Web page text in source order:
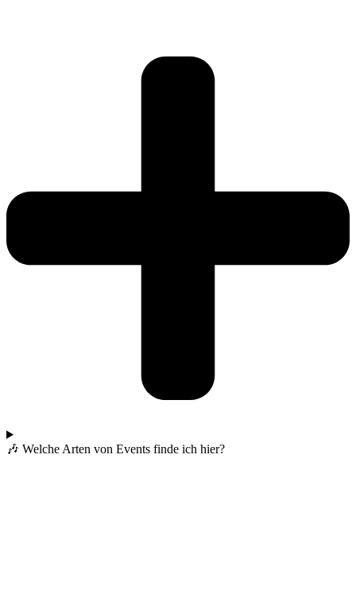
🎶 Welche Arten von Events finde ich hier?